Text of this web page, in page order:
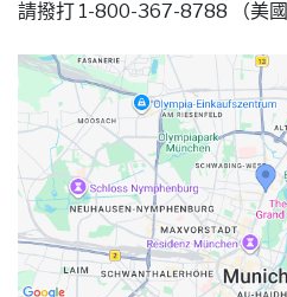
請撥打 1-800-367-8788 （美國